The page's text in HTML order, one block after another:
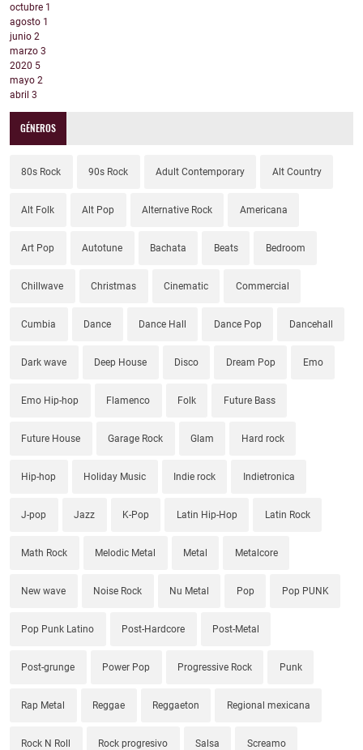
octubre 1
agosto 1
junio 2
marzo 3
2020 5
mayo 2
abril 3
GÉNEROS
80s Rock 90s Rock Adult Contemporary Alt Country
Alt Folk Alt Pop Alternative Rock Americana
Art Pop Autotune Bachata Beats Bedroom
Chillwave Christmas Cinematic Commercial
Cumbia Dance Dance Hall Dance Pop Dancehall
Dark wave Deep House Disco Dream Pop Emo
Emo Hip-hop Flamenco Folk Future Bass
Future House Garage Rock Glam Hard rock
Hip-hop Holiday Music Indie rock Indietronica
J-pop Jazz K-Pop Latin Hip-Hop Latin Rock
Math Rock Melodic Metal Metal Metalcore
New wave Noise Rock Nu Metal Pop Pop PUNK
Pop Punk Latino Post-Hardcore Post-Metal
Post-grunge Power Pop Progressive Rock Punk
Rap Metal Reggae Reggaeton Regional mexicana
Rock N Roll Rock progresivo Salsa Screamo